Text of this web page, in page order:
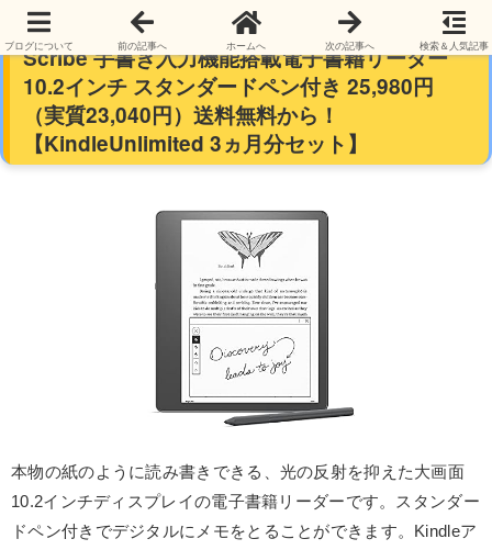
【過去最安】【10.2インチ】Amazon Kindle
Scribe 手書き入力機能搭載電子書籍リーダー
10.2インチ スタンダードペン付き 25,980円
（実質23,040円）送料無料から！
【KindleUnlimited 3ヵ月分セット】
本物の紙のように読み書きできる、光の反射を抑えた大画面
10.2インチディスプレイの電子書籍リーダーです。スタンダー
ドペン付きでデジタルにメモをとることができます。Kindleア
ブログについて 前の記事へ ホームへ 次の記事へ 検索＆人気記事